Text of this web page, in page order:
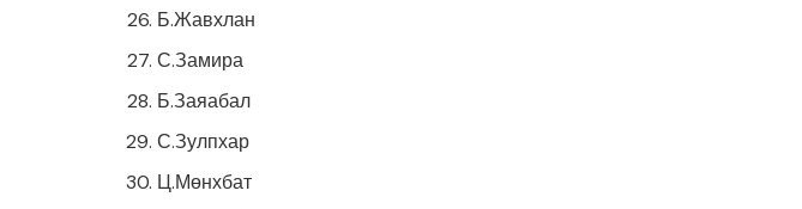
Б.Жавхлан
С.Замира
Б.Заяабал
С.Зулпхар
Ц.Мөнхбат